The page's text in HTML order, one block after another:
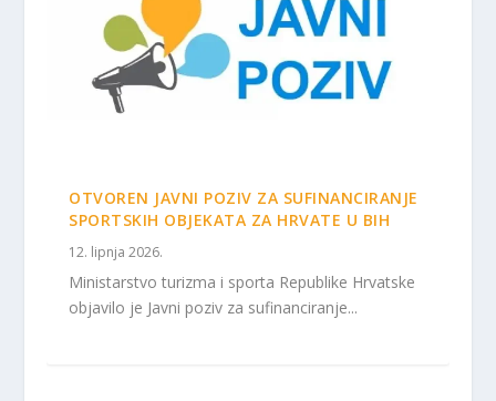
OTVOREN JAVNI POZIV ZA SUFINANCIRANJE
SPORTSKIH OBJEKATA ZA HRVATE U BIH
12. lipnja 2026.
Ministarstvo turizma i sporta Republike Hrvatske
objavilo je Javni poziv za sufinanciranje...